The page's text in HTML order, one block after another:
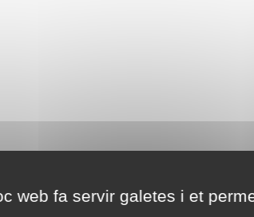
web fa servir galetes i et